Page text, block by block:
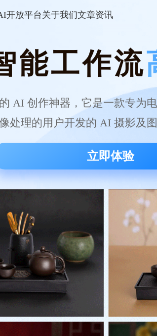
开放平台关于我们文章资讯
能工作流
AI 创作神器，它是一款专为
处理的用户开发的 AI 摄影及
立即体验